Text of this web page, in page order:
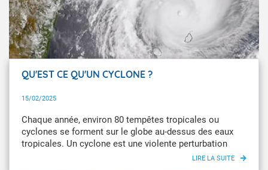
QU'EST CE QU'UN CYCLONE ?
15/02/2025
Chaque année, environ 80 tempêtes tropicales ou
cyclones se forment sur le globe au-dessus des eaux
tropicales. Un cyclone est une violente perturbation
atmosphérique qui se forme dans les régions